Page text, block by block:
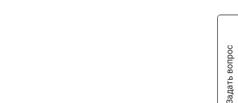
Задать вопрос